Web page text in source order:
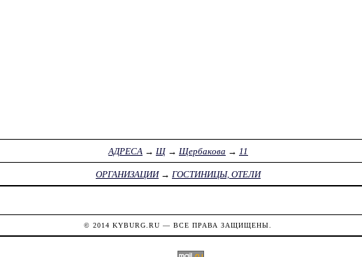
АДРЕСА → Щ→ Щербакова → 11
ОРГАНИЗАЦИИ→ ГОСТИНИЦЫ, ОТЕЛИ
© 2014KYBURG.RU — ВСЕ ПРАВА ЗАЩИЩЕНЫ.